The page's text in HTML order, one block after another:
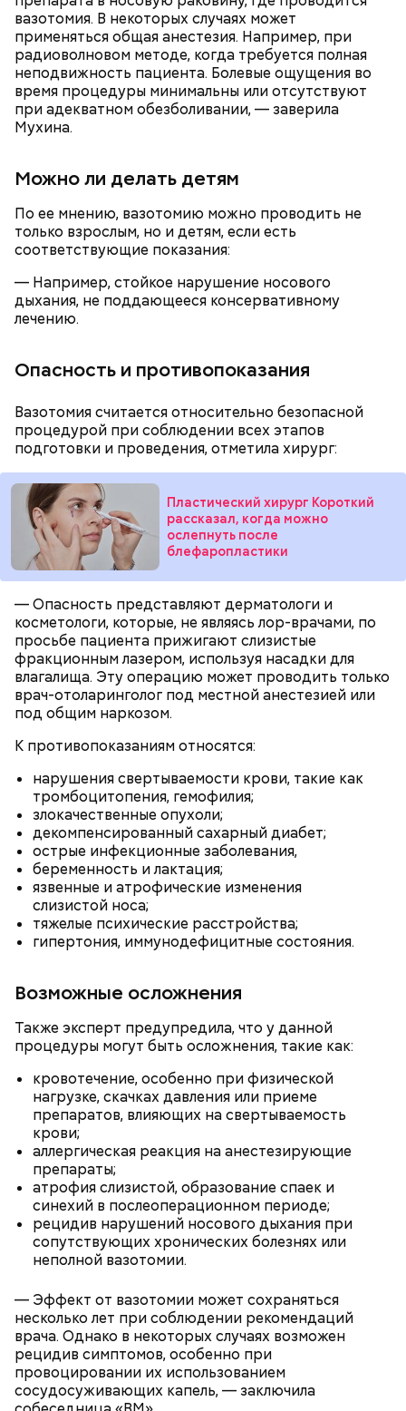
вазотомия. В некоторых случаях может
применяться общая анестезия. Например, при
радиоволновом методе, когда требуется полная
неподвижность пациента. Болевые ощущения во
время процедуры минимальны или отсутствуют
при адекватном обезболивании, — заверила
Мухина.
Можно ли делать детям
По ее мнению, вазотомию можно проводить не
только взрослым, но и детям, если есть
соответствующие показания:
— Например, стойкое нарушение носового
дыхания, не поддающееся консервативному
лечению.
Опасность и противопоказания
Вазотомия считается относительно безопасной
процедурой при соблюдении всех этапов
подготовки и проведения, отметила хирург:
Пластический хирург Короткий
рассказал, когда можно
ослепнуть после
блефаропластики
— Опасность представляют дерматологи и
косметологи, которые, не являясь лор-врачами, по
просьбе пациента прижигают слизистые
фракционным лазером, используя насадки для
влагалища. Эту операцию может проводить только
врач-отоларинголог под местной анестезией или
под общим наркозом.
К противопоказаниям относятся:
нарушения свертываемости крови, такие как
тромбоцитопения, гемофилия;
злокачественные опухоли;
декомпенсированный сахарный диабет;
острые инфекционные заболевания,
беременность и лактация;
язвенные и атрофические изменения
слизистой носа;
тяжелые психические расстройства;
гипертония, иммунодефицитные состояния.
Возможные осложнения
Также эксперт предупредила, что у данной
процедуры могут быть осложнения, такие как:
кровотечение, особенно при физической
нагрузке, скачках давления или приеме
препаратов, влияющих на свертываемость
крови;
аллергическая реакция на анестезирующие
препараты;
атрофия слизистой, образование спаек и
синехий в послеоперационном периоде;
рецидив нарушений носового дыхания при
сопутствующих хронических болезнях или
неполной вазотомии.
— Эффект от вазотомии может сохраняться
несколько лет при соблюдении рекомендаций
врача. Однако в некоторых случаях возможен
рецидив симптомов, особенно при
провоцировании их использованием
сосудосуживающих капель, — заключила
День «Счастье случается»
День «Счастье случается» был инициирован
Тайным обществом счастливых людей, чтобы
напомнить людям, что счастье на самом деле
кроется в мелочах. Отпраздновать этот день
счастливыми моментами из своей жизни.
Противень ставится в духовку, разогретую до 180–
25–30 минут.
Уберут отеки и улучшат зрение:
о пользе кабачков
Кабачки, тушеные с курицей
Ингредиенты:
кабачок;
растительное масло;
соль, перец по вкусу;
свежий базилик;
сливки жирностью 20 процентов.
Эндокринолог Куликова
фруктов